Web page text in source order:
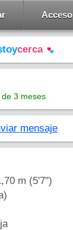
Acceso
cerca
3 meses
mensaje
m (5'7'')